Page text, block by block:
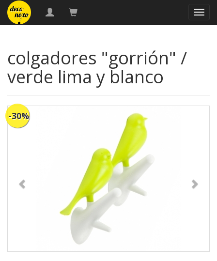
colgadores "gorrión" /
verde lima y blanco
-30%